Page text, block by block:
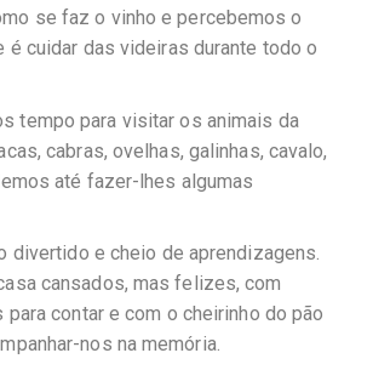
se faz o vinho e percebemos o
é cuidar das videiras durante todo o
tempo para visitar os animais da
cabras, ovelhas, galinhas, cavalo,
até fazer-lhes algumas
divertido e cheio de aprendizagens.
cansados, mas felizes, com
contar e com o cheirinho do pão
nos na memória.